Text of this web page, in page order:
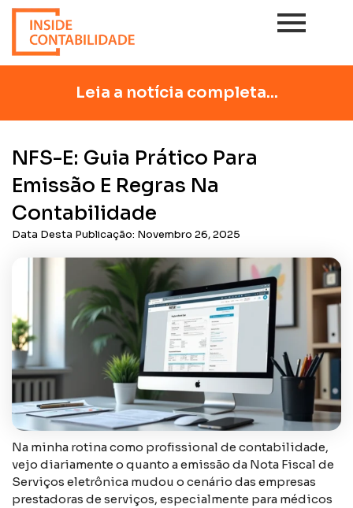
Leia a notícia completa...
NFS-E: Guia Prático Para
Emissão E Regras Na
Contabilidade
Data Desta Publicação: Novembro 26, 2025
Na minha rotina como profissional de contabilidade,
vejo diariamente o quanto a emissão da Nota Fiscal de
Serviços eletrônica mudou o cenário das empresas
prestadoras de serviços, especialmente para médicos